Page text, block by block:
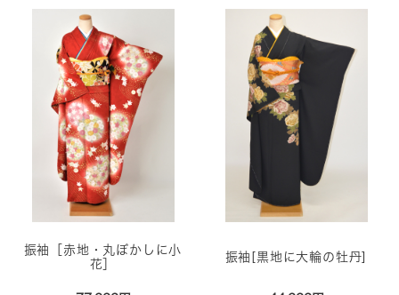
振袖［赤地・丸ぼかしに小
花］
振袖[黒地に大輪の牡丹]